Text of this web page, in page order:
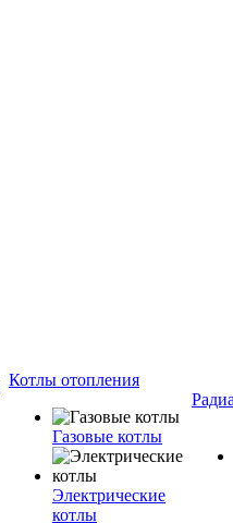
Котлы отопления
Газовые котлы
Электрические
котлы